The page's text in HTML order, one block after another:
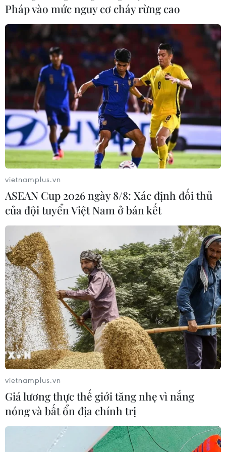
Pháp vào mức nguy cơ cháy rừng cao
vietnamplus.vn
ASEAN Cup 2026 ngày 8/8: Xác định đối thủ
của đội tuyển Việt Nam ở bán kết
vietnamplus.vn
Giá lương thực thế giới tăng nhẹ vì nắng
nóng và bất ổn địa chính trị